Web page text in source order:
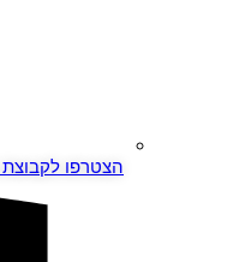
הצטרפו